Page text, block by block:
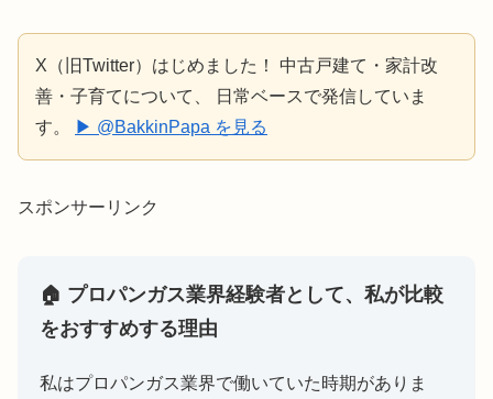
X（旧Twitter）はじめました！ 中古戸建て・家計改
善・子育てについて、 日常ベースで発信していま
す。
▶ @BakkinPapa を見る
スポンサーリンク
🏠 プロパンガス業界経験者として、私が比較
をおすすめする理由
私はプロパンガス業界で働いていた時期がありま